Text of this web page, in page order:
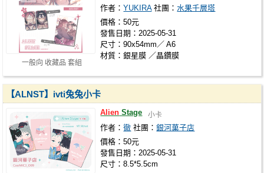
一般向 收藏品 套組
作者：YUKIRA 社團：水果千層塔
價格：50元
發售日期：2025-05-31
尺寸：90x54mm／ A6
材質：銀星膜 ／晶鑽膜
【ALNST】ivti兔兔小卡
Alien Stage 小卡
作者：徹 社團：銀河菓子店
價格：50元
發售日期：2025-05-31
尺寸：8.5*5.5cm